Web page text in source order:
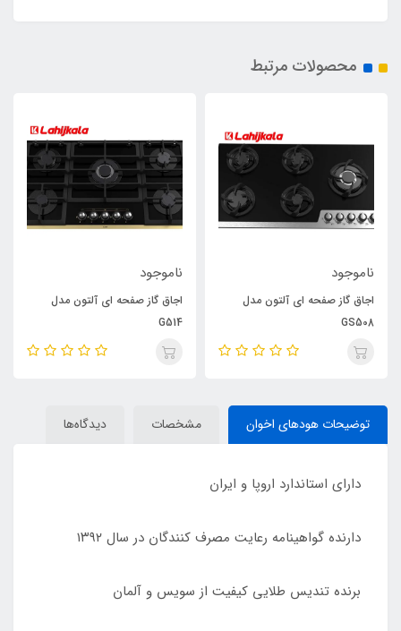
محصولات مرتبط
ناموجود
اجاق گاز صفحه ای آلتون مدل
GS508
ناموجود
اجاق گاز صفحه ای آلتون مدل
G514
توضیحات هودهای اخوان مشخصات دیدگاه‌ها
دارای استاندارد اروپا و ایران
دارنده گواهینامه رعایت مصرف کنندگان در سال ۱۳۹۲
برنده تندیس طلایی کیفیت از سویس و آلمان